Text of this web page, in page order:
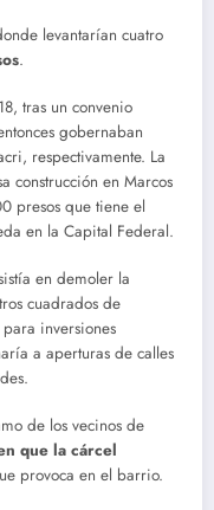
levantarían cuatro
.
tras un convenio
gobernaban
respectivamente. La
construcción en Marcos
presos que tiene el
en la Capital Federal.
en demoler la
cuadrados de
inversiones
a aperturas de calles
de los vecinos de
que la cárcel
provoca en el barrio.